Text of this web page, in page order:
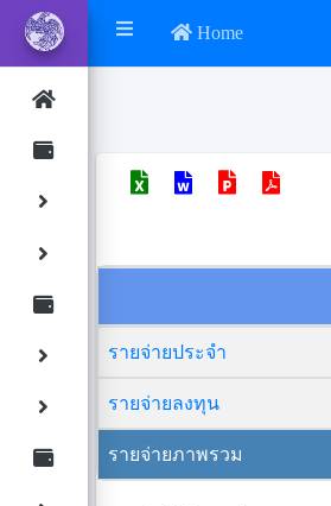
Home
รายจ่ายประจำ
รายจ่ายลงทุน
รายจ่ายภาพรวม